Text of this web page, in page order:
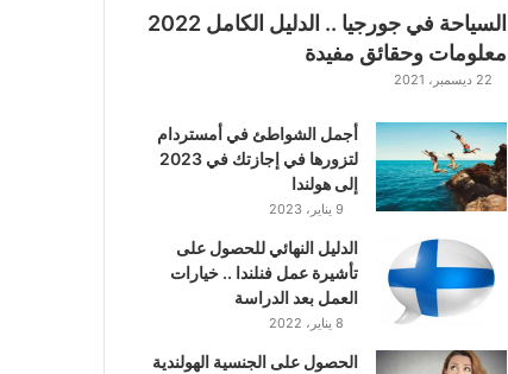
ا
ر
ا
ل
ا
س
ي
ع
السياحة في جورجيا .. الدليل الكامل 2022
معلومات وحقائق مفيدة
22 ديسمبر، 2021
أجمل الشواطئ في أمستردام
لتزورها في إجازتك في 2023
إلى هولندا
9 يناير، 2023
الدليل النهائي للحصول على
تأشيرة عمل فنلندا .. خيارات
العمل بعد الدراسة
8 يناير، 2022
الحصول على الجنسية الهولندية